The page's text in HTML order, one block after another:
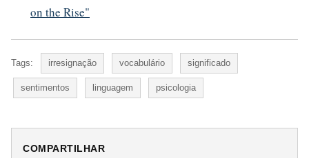
on the Rise"
Tags: irresignação vocabulário significado
sentimentos linguagem psicologia
COMPARTILHAR